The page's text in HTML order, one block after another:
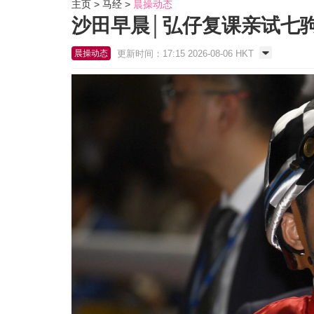
主页 马经 晨操动态
沙田早晨│弘仔复课亲试七
晨操动态 更新时间：17:15 2026-08-06 HKT